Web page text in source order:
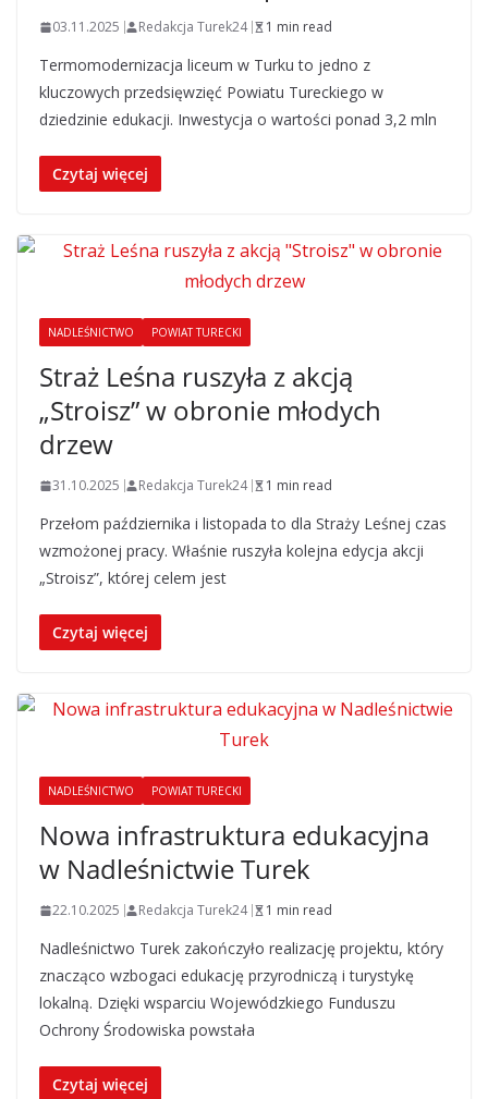
03.11.2025 Redakcja Turek24 1 min read
Termomodernizacja liceum w Turku to jedno z
kluczowych przedsięwzięć Powiatu Tureckiego w
dziedzinie edukacji. Inwestycja o wartości ponad 3,2 mln
Czytaj więcej
NADLEŚNICTWO POWIAT TURECKI
Straż Leśna ruszyła z akcją
„Stroisz” w obronie młodych
drzew
31.10.2025 Redakcja Turek24 1 min read
Przełom października i listopada to dla Straży Leśnej czas
wzmożonej pracy. Właśnie ruszyła kolejna edycja akcji
„Stroisz”, której celem jest
Czytaj więcej
NADLEŚNICTWO POWIAT TURECKI
Nowa infrastruktura edukacyjna
w Nadleśnictwie Turek
22.10.2025 Redakcja Turek24 1 min read
Nadleśnictwo Turek zakończyło realizację projektu, który
znacząco wzbogaci edukację przyrodniczą i turystykę
lokalną. Dzięki wsparciu Wojewódzkiego Funduszu
Ochrony Środowiska powstała
Czytaj więcej